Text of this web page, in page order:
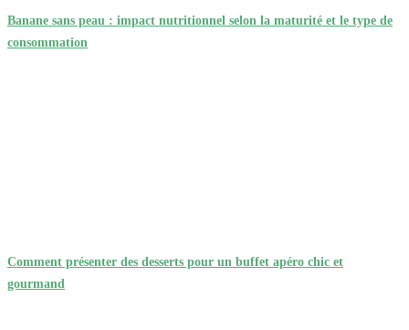
Banane sans peau : impact nutritionnel selon la maturité et le type de
consommation
Comment présenter des desserts pour un buffet apéro chic et
gourmand